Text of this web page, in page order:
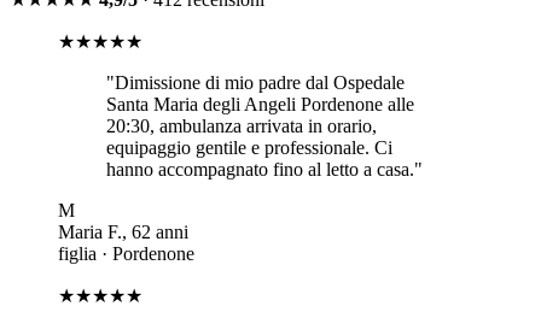
★★★★★
"Dimissione di mio padre dal Ospedale
Santa Maria degli Angeli Pordenone alle
20:30, ambulanza arrivata in orario,
equipaggio gentile e professionale. Ci
hanno accompagnato fino al letto a casa."
M
Maria F., 62 anni
figlia · Pordenone
★★★★★